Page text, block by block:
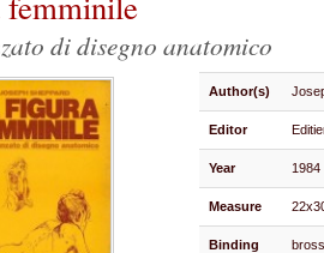
di disegno anatomico
Author(s)
Editor
Year 1984
Measure
Binding